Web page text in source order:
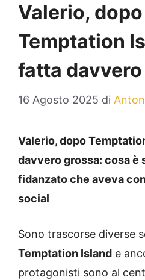
Valerio, dopo
Temptation
fatta
16 Agosto 2025 di
Valerio, dopo
davvero grossa: cosa è
fidanzato che aveva
social
Sono trascorse diverse
Temptation Island e
protagonisti sono al